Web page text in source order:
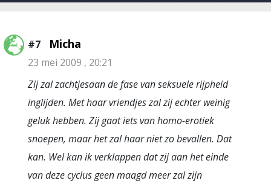
#7 Micha
23 mei 2009 , 20:21
Zij zal zachtjesaan de fase van seksuele rijpheid
inglijden. Met haar vriendjes zal zij echter weinig
geluk hebben. Zij gaat iets van homo-erotiek
snoepen, maar het zal haar niet zo bevallen. Dat
kan. Wel kan ik verklappen dat zij aan het einde
van deze cyclus geen maagd meer zal zijn